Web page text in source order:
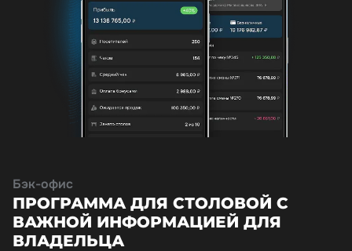
Бэк-офис
ПРОГРАММА ДЛЯ СТОЛОВОЙ С
ВАЖНОЙ ИНФОРМАЦИЕЙ ДЛЯ
ВЛАДЕЛЬЦА